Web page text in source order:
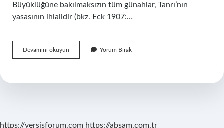
Büyüklüğüne bakılmaksızın tüm günahlar, Tanrı’nın
yasasının ihlalidir (bkz. Eck 1907:…
Devamını okuyun
Dinde
Yorum Bırak
https://versisforum.com https://absam.com.tr